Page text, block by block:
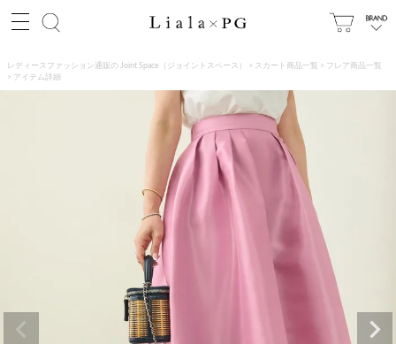
レディースファッション通販の Joint Space（ジョイントスペース） スカート商品一覧
フレア商品一覧
アイテム詳細